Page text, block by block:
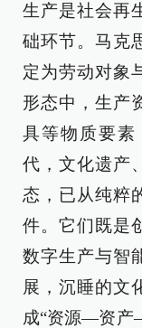
生产是社会再
础环节。马克
定为劳动对象
形态中，生产
具等物质要
代，文化遗产
态，已从纯粹
件。它们既是
数字生产与智
展，沉睡的文
成“资源—资产